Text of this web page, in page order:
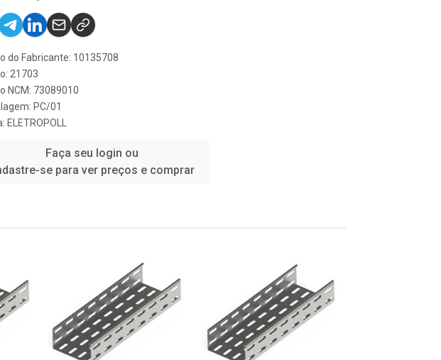
do Fabricante: 10135708
21703
NCM: 73089010
PC/01
ELETROPOLL
Faça seu login ou
se para ver preços e comprar